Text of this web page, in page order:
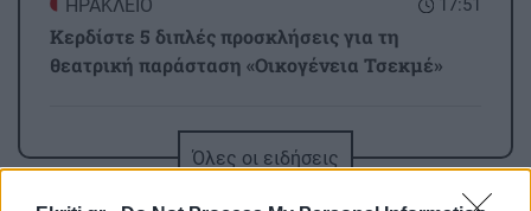
17:51
ΗΡΑΚΛΕΙΟ
Κερδίστε 5 διπλές προσκλήσεις για τη
θεατρική παράσταση «Οικογένεια Τσεκμέ»
Γιώργος Αγριμανάκης: Αντιδήμαρχος
Όλες οι ειδήσεις